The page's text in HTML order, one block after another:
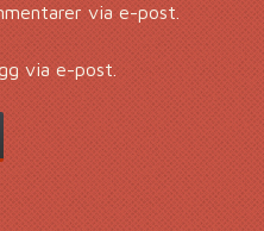
via e-post.
via e-post.